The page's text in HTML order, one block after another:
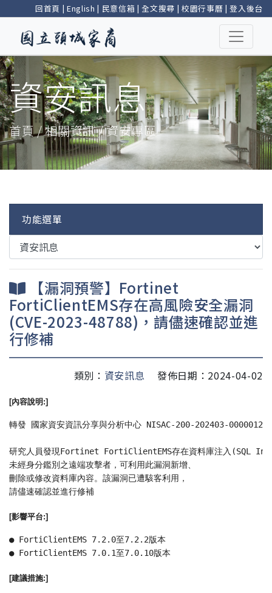
回首頁 | English | 民意信箱 |全文搜尋 | 校園行事曆 |登入後台
資安訊息
首頁 / 相關資訊 / 資安專區
功能選單
【漏洞預警】Fortinet
FortiClientEMS存在高風險安全漏洞
(CVE-2023-48788)，請儘速確認並進
行修補
類別： 資安訊息 發佈日期：2024-04-02
[內容說明:]
轉發 國家資安資訊分享與分析中心 NISAC-200-202403-00000120
研究人員發現Fortinet FortiClientEMS存在資料庫注入(SQL
未經身分鑑別之遠端攻擊者，可利用此漏洞新增、
刪除或修改資料庫內容。該漏洞已遭駭客利用，
請儘速確認並進行修補
[影響平台:]
● FortiClientEMS 7.2.0至7.2.2版本
● FortiClientEMS 7.0.1至7.0.10版本
[建議措施:]